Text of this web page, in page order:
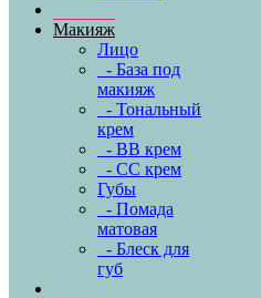
Макияж
Лицо
- База под
макияж
- Тональный
крем
- BB крем
- CC крем
Губы
- Помада
матовая
- Блеск для
губ